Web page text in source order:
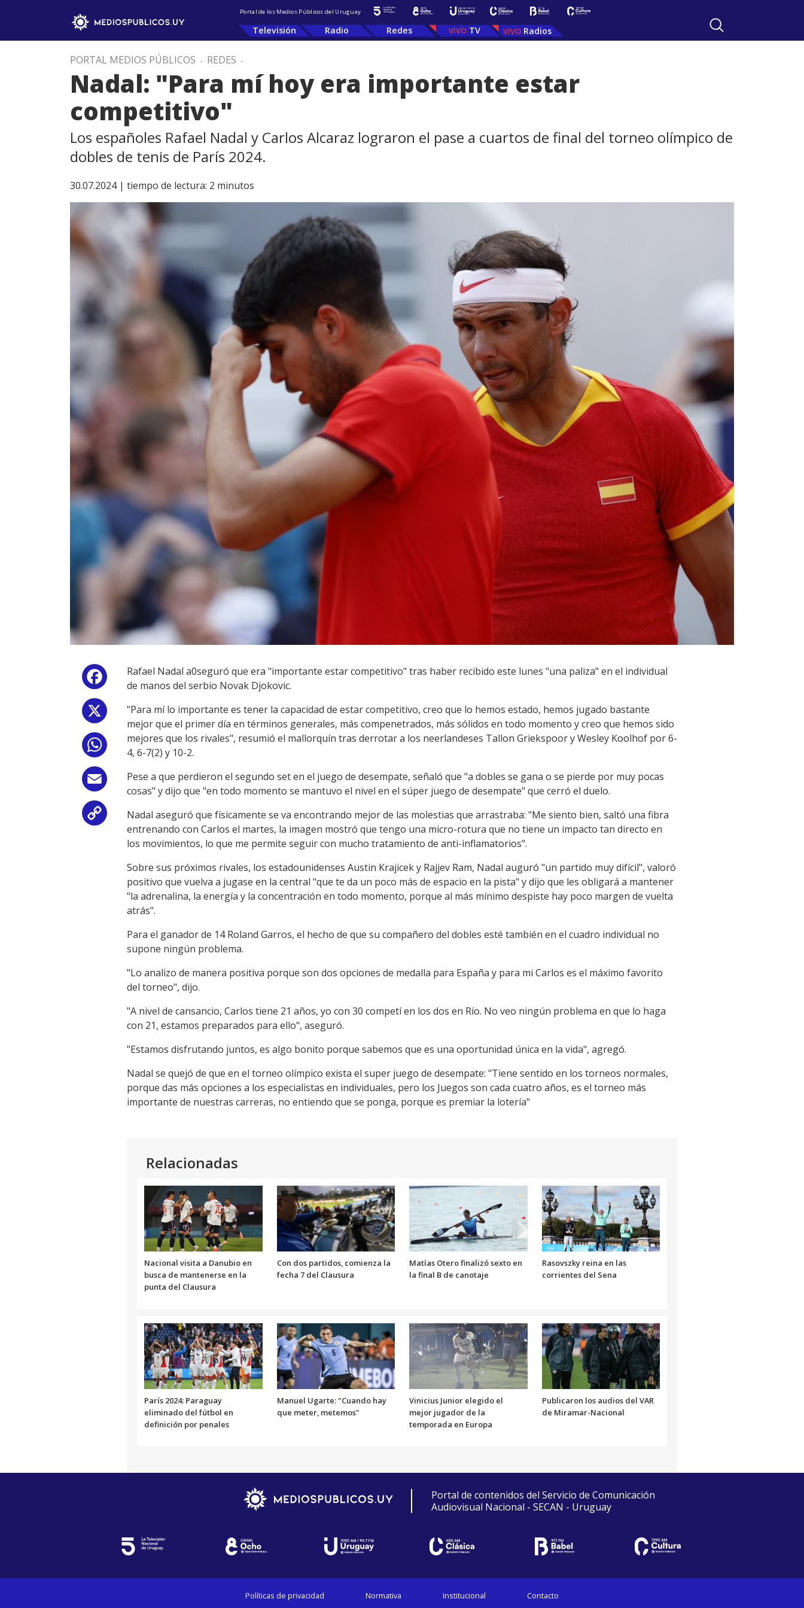
Portal de los Medios Públicos del Uruguay
Televisión Radio Redes TV Radios
PORTAL MEDIOS PÚBLICOS . REDES .
Nadal: "Para mí hoy era importante estar
competitivo"
Los españoles Rafael Nadal y Carlos Alcaraz lograron el pase a cuartos de final del torneo olímpico de
dobles de tenis de París 2024.
30.07.2024 | tiempo de lectura: 2 minutos
Facebook
WhatsApp
Email
Copy
Link
Rafael Nadal a0seguró que era "importante estar competitivo" tras haber recibido este lunes "una paliza" en el individual
de manos del serbio Novak Djokovic.
"Para mí lo importante es tener la capacidad de estar competitivo, creo que lo hemos estado, hemos jugado bastante
mejor que el primer día en términos generales, más compenetrados, más sólidos en todo momento y creo que hemos sido
mejores que los rivales", resumió el mallorquín tras derrotar a los neerlandeses Tallon Griekspoor y Wesley Koolhof por 6-
4, 6-7(2) y 10-2.
Pese a que perdieron el segundo set en el juego de desempate, señaló que "a dobles se gana o se pierde por muy pocas
cosas" y dijo que "en todo momento se mantuvo el nivel en el súper juego de desempate" que cerró el duelo.
Nadal aseguró que físicamente se va encontrando mejor de las molestias que arrastraba: "Me siento bien, saltó una fibra
entrenando con Carlos el martes, la imagen mostró que tengo una micro-rotura que no tiene un impacto tan directo en
los movimientos, lo que me permite seguir con mucho tratamiento de anti-inflamatorios".
Sobre sus próximos rivales, los estadounidenses Austin Krajicek y Rajjev Ram, Nadal auguró "un partido muy difícil", valoró
positivo que vuelva a jugase en la central "que te da un poco más de espacio en la pista" y dijo que les obligará a mantener
"la adrenalina, la energía y la concentración en todo momento, porque al más mínimo despiste hay poco margen de vuelta
atrás".
Para el ganador de 14 Roland Garros, el hecho de que su compañero del dobles esté también en el cuadro individual no
supone ningún problema.
"Lo analizo de manera positiva porque son dos opciones de medalla para España y para mi Carlos es el máximo favorito
del torneo", dijo.
"A nivel de cansancio, Carlos tiene 21 años, yo con 30 competí en los dos en Río. No veo ningún problema en que lo haga
con 21, estamos preparados para ello", aseguró.
"Estamos disfrutando juntos, es algo bonito porque sabemos que es una oportunidad única en la vida", agregó.
Nadal se quejó de que en el torneo olímpico exista el super juego de desempate: "Tiene sentido en los torneos normales,
porque das más opciones a los especialistas en individuales, pero los Juegos son cada cuatro años, es el torneo más
importante de nuestras carreras, no entiendo que se ponga, porque es premiar la lotería"
Relacionadas
Nacional visita a Danubio en
busca de mantenerse en la
punta del Clausura
Con dos partidos, comienza la
fecha 7 del Clausura
Matías Otero finalizó sexto en
la final B de canotaje
Rasovszky reina en las
corrientes del Sena
París 2024: Paraguay
eliminado del fútbol en
definición por penales
Manuel Ugarte: "Cuando hay
que meter, metemos"
Vinicius Junior elegido el
mejor jugador de la
temporada en Europa
Publicaron los audios del VAR
de Miramar-Nacional
Portal de contenidos del Servicio de Comunicación
Audiovisual Nacional - SECAN - Uruguay
Políticas de privacidad Normativa Institucional Contacto